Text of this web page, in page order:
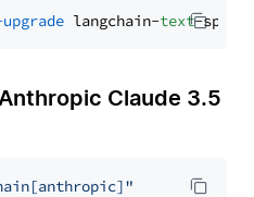
langchain-text
Claude 3.5